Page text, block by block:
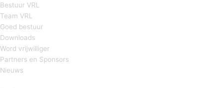
Bestuur VRL
Team VRL
Goed bestuur
Downloads
Word vrijwilliger
Partners en Sponsors
Nieuws